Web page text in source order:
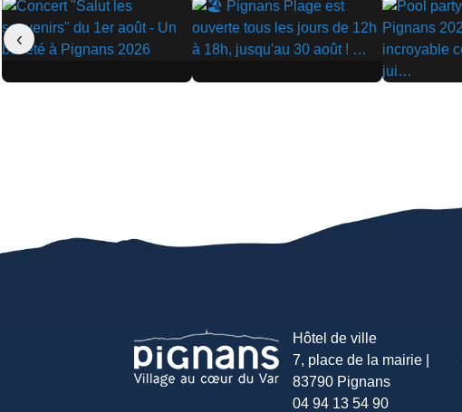
▶ ▶
▶
‹
Hôtel de ville
7, place de la mairie |
83790 Pignans
04 94 13 54 90